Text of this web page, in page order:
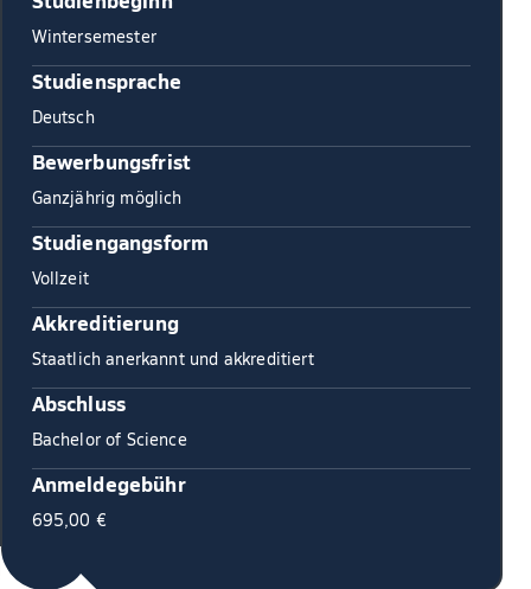
Wintersemester
Studiensprache
Deutsch
Bewerbungsfrist
Ganzjährig möglich
Studiengangsform
Vollzeit
Akkreditierung
Staatlich anerkannt und akkreditiert
Abschluss
Bachelor of Science
Anmeldegebühr
695,00 €